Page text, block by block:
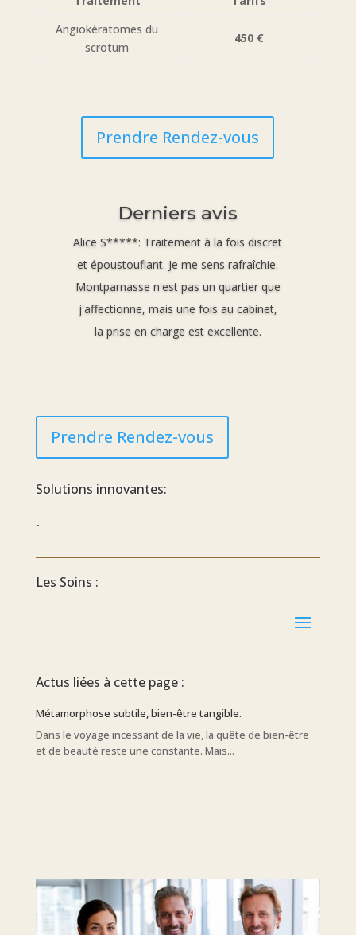
Angiokératomes du
scrotum
450 €
Prendre Rendez-vous
Derniers avis
Alice S*****: Traitement à la fois discret
et époustouflant. Je me sens rafraîchie.
Montparnasse n'est pas un quartier que
j'affectionne, mais une fois au cabinet,
la prise en charge est excellente.
Prendre Rendez-vous
Solutions innovantes:
-
Les Soins :
Actus liées à cette page :
Métamorphose subtile, bien-être tangible.
Dans le voyage incessant de la vie, la quête de bien-être
et de beauté reste une constante. Mais...